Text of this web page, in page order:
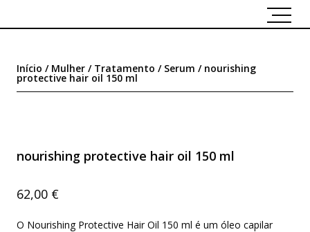
Início / Mulher / Tratamento / Serum / nourishing
protective hair oil 150 ml
nourishing protective hair oil 150 ml
62,00 €
O Nourishing Protective Hair Oil 150 ml é um óleo capilar